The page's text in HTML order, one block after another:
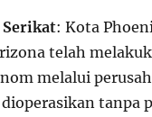
: Kota
telah
melalui
tanpa